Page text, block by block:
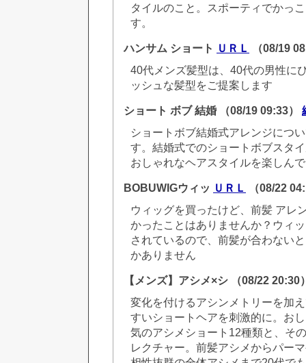
タイルのこと。スポーティでかっ
す。
ハンサム ショート ＵＲＬ
（08/19
40代メンズ髪型は、40代の男性に
ッシュな髪型をご提案します
ショート ボブ 結婚 （08/19 09:33）
ショートボブ結婚式アレンジにつ
す。結婚式でのショートボブスタ
おしゃれなヘアスタイルを楽しん
BOBUWIGウィッ ＵＲＬ
（08/22
ウィッグを買ったけど、前髪 アレ
かったことはありませんか？ウィ
されているので、前髪が合わない
かありません
【メンズ】アシメ×シ
（08/22 20:30
変化を付けるアシンメトリーを加
すいショートヘアを刺激的に。お
気のアシメショート12種類と、そ
レクチャー。前髪アシメからパー